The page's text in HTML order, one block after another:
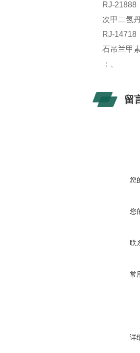
RJ-
次甲二氢
RJ-
石吊兰
：、
留
您
您
联
常
详